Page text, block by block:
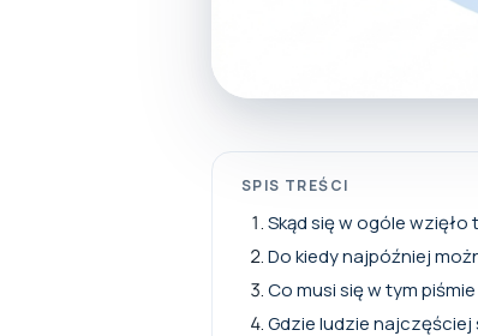
SPIS TREŚCI
Skąd się w ogóle
Do kiedy najpóźniej
Co musi się w tym
Gdzie ludzie najczęściej